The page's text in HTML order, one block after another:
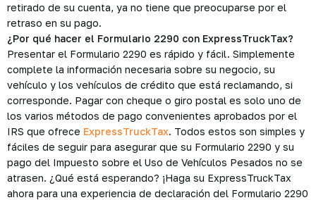
retirado de su cuenta, ya no tiene que preocuparse por el
retraso en su pago.
¿Por qué hacer el Formulario 2290 con ExpressTruckTax?
Presentar el Formulario 2290 es rápido y fácil. Simplemente
complete la información necesaria sobre su negocio, su
vehículo y los vehículos de crédito que está reclamando, si
corresponde. Pagar con cheque o giro postal es solo uno de
los varios métodos de pago convenientes aprobados por el
IRS que ofrece ExpressTruckTax. Todos estos son simples y
fáciles de seguir para asegurar que su Formulario 2290 y su
pago del Impuesto sobre el Uso de Vehículos Pesados no se
atrasen. ¿Qué está esperando? ¡Haga su ExpressTruckTax
ahora para una experiencia de declaración del Formulario 2290